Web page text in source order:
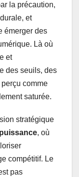
la précaution,
et
émerger des
Là où
et
des seuils, des
comme
saturée.
stratégique
, où
compétitif. Le
pas